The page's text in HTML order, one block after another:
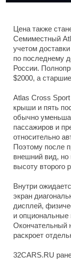
Цена также
Семиместный
учетом
по последнему
России.
$2000, а
Atlas Cross
крыши и пять
обычно
пассажиров и
относительно
Поэтому после
внешний вид, но
высоту второго
Внутри
экран
дисплей,
и опциональные
Окончательный
раскроет
32CARS.RU